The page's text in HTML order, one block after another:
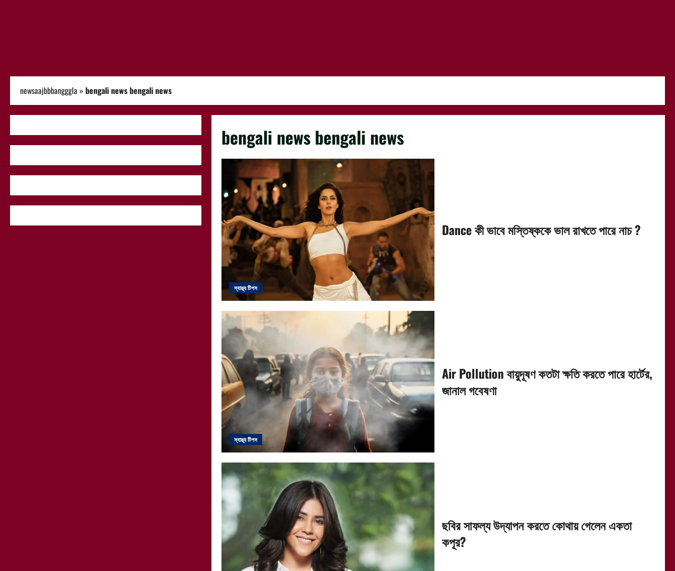
newsaajbbbangggla » bengali news bengali news
bengali news bengali news
স্বাস্থ্য টিপস
Dance কী ভাবে মস্তিষ্ককে ভাল রাখতে পারে নাচ ?
স্বাস্থ্য টিপস
Air Pollution বায়ুদূষণ কতটা ক্ষতি করতে পারে হার্টের,
জানাল গবেষণা
ছবির সাফল্য উদ্‌যাপন করতে কোথায় গেলেন একতা
কপূর?